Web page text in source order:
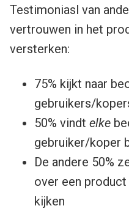
Testimoniasl van
vertrouwen in het
versterken:
75% kijkt naar
gebruikers/
50% vindt elke
gebruiker/koper
De andere 50%
over een
kijken